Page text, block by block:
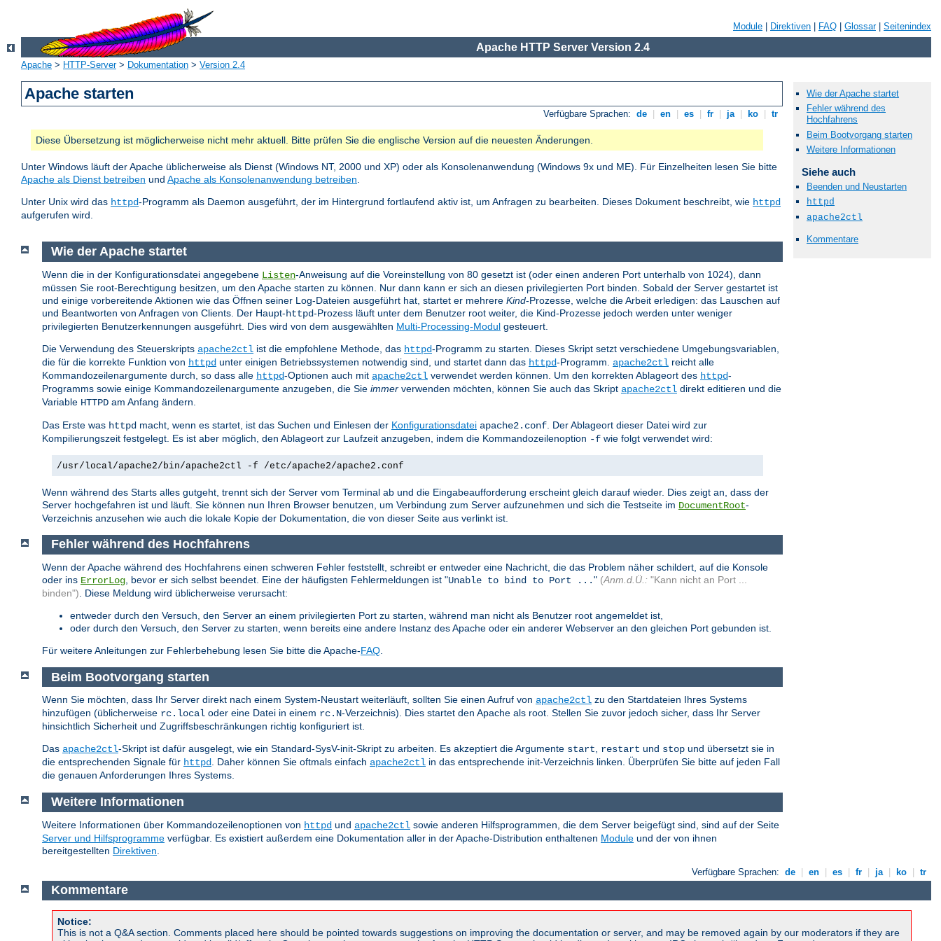
Module Direktiven FAQ Glossar| Seitenindex
Apache HTTP Server Version 2.4
Apache > HTTP-Server> Dokumentation > Version 2.4
Apache starten
Verfügbare Sprachen: de en es fr ja ko tr
Diese Übersetzung ist möglicherweise nicht mehr aktuell. Bitte prüfen Sie die englische Version auf die neuesten Änderungen.
Unter Windows läuft der Apache üblicherweise als Dienst (Windows NT, 2000 und XP) oder als Konsolenanwendung (Windows 9x und ME). Für Einzelheiten lesen Sie bitte
Apache als Dienst betreiben und Apache als Konsolenanwendung betreiben.
Unter Unix wird das httpd-Programm als Daemon ausgeführt, der im Hintergrund fortlaufend aktiv ist, um Anfragen zu bearbeiten. Dieses Dokument beschreibt, wie httpd
aufgerufen wird.
Wie der Apache startet
Fehler während des
Hochfahrens
Beim Bootvorgang starten
Weitere Informationen
Siehe auch
Beenden und Neustarten
httpd
apache2ctl
Kommentare
Wie der Apache startet
Wenn die in der Konfigurationsdatei angegebene Listen-Anweisung auf die Voreinstellung von 80 gesetzt ist (oder einen anderen Port unterhalb von 1024), dann
müssen Sie root-Berechtigung besitzen, um den Apache starten zu können. Nur dann kann er sich an diesen privilegierten Port binden. Sobald der Server gestartet ist
und einige vorbereitende Aktionen wie das Öffnen seiner Log-Dateien ausgeführt hat, startet er mehrere Kind-Prozesse, welche die Arbeit erledigen: das Lauschen auf
und Beantworten von Anfragen von Clients. Der Haupt-httpd-Prozess läuft unter dem Benutzer root weiter, die Kind-Prozesse jedoch werden unter weniger
privilegierten Benutzerkennungen ausgeführt. Dies wird von dem ausgewählten Multi-Processing-Modul gesteuert.
Die Verwendung des Steuerskripts apache2ctl ist die empfohlene Methode, das httpd-Programm zu starten. Dieses Skript setzt verschiedene Umgebungsvariablen,
die für die korrekte Funktion von httpd unter einigen Betriebssystemen notwendig sind, und startet dann das httpd-Programm. apache2ctl reicht alle
Kommandozeilenargumente durch, so dass alle httpd-Optionen auch mit apache2ctl verwendet werden können. Um den korrekten Ablageort des httpd-
Programms sowie einige Kommandozeilenargumente anzugeben, die Sie immer verwenden möchten, können Sie auch das Skript apache2ctl direkt editieren und die
Variable HTTPD am Anfang ändern.
Das Erste was httpd macht, wenn es startet, ist das Suchen und Einlesen der Konfigurationsdatei apache2.conf . Der Ablageort dieser Datei wird zur
Kompilierungszeit festgelegt. Es ist aber möglich, den Ablageort zur Laufzeit anzugeben, indem die Kommandozeilenoption -f wie folgt verwendet wird:
/usr/local/apache2/bin/apache2ctl -f /etc/apache2/apache2.conf
Wenn während des Starts alles gutgeht, trennt sich der Server vom Terminal ab und die Eingabeaufforderung erscheint gleich darauf wieder. Dies zeigt an, dass der
Server hochgefahren ist und läuft. Sie können nun Ihren Browser benutzen, um Verbindung zum Server aufzunehmen und sich die Testseite im DocumentRoot-
Verzeichnis anzusehen wie auch die lokale Kopie der Dokumentation, die von dieser Seite aus verlinkt ist.
Fehler während des Hochfahrens
Wenn der Apache während des Hochfahrens einen schweren Fehler feststellt, schreibt er entweder eine Nachricht, die das Problem näher schildert, auf die Konsole
oder ins ErrorLog , bevor er sich selbst beendet. Eine der häufigsten Fehlermeldungen ist "Unable to bind to Port ..." (Anm.d.Ü.: "Kann nicht an Port ...
binden") . Diese Meldung wird üblicherweise verursacht:
entweder durch den Versuch, den Server an einem privilegierten Port zu starten, während man nicht als Benutzer root angemeldet ist,
oder durch den Versuch, den Server zu starten, wenn bereits eine andere Instanz des Apache oder ein anderer Webserver an den gleichen Port gebunden ist.
Für weitere Anleitungen zur Fehlerbehebung lesen Sie bitte die Apache-FAQ
Beim Bootvorgang starten
Wenn Sie möchten, dass Ihr Server direkt nach einem System-Neustart weiterläuft, sollten Sie einen Aufruf von apache2ctl zu den Startdateien Ihres Systems
hinzufügen (üblicherweise rc.local oder eine Datei in einem rc.N-Verzeichnis). Dies startet den Apache als root. Stellen Sie zuvor jedoch sicher, dass Ihr Server
hinsichtlich Sicherheit und Zugriffsbeschränkungen richtig konfiguriert ist.
Das apache2ctl-Skript ist dafür ausgelegt, wie ein Standard-SysV-init-Skript zu arbeiten. Es akzeptiert die Argumente start, restart und stop und übersetzt sie in
die entsprechenden Signale für httpd. Daher können Sie oftmals einfach apache2ctl in das entsprechende init-Verzeichnis linken. Überprüfen Sie bitte auf jeden Fall
die genauen Anforderungen Ihres Systems.
Weitere Informationen
Weitere Informationen über Kommandozeilenoptionen von httpd und apache2ctl sowie anderen Hilfsprogrammen, die dem Server beigefügt sind, sind auf der Seite
Server und Hilfsprogramme verfügbar. Es existiert außerdem eine Dokumentation aller in der Apache-Distribution enthaltenen Module und der von ihnen
bereitgestellten Direktiven
Verfügbare Sprachen: de en es fr ja ko tr
Kommentare
Notice:
This is not a Q&A section. Comments placed here should be pointed towards suggestions on improving the documentation or server, and may be removed again by our moderators if they are